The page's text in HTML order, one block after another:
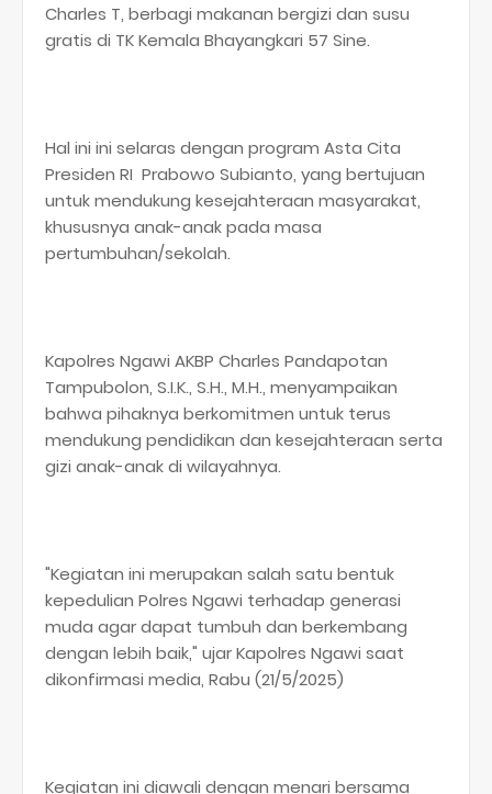
Charles T, berbagi makanan bergizi dan susu
gratis di TK Kemala Bhayangkari 57 Sine.
Hal ini ini selaras dengan program Asta Cita
Presiden RI Prabowo Subianto, yang bertujuan
untuk mendukung kesejahteraan masyarakat,
khususnya anak-anak pada masa
pertumbuhan/sekolah.
Kapolres Ngawi AKBP Charles Pandapotan
Tampubolon, S.I.K., S.H., M.H., menyampaikan
bahwa pihaknya berkomitmen untuk terus
mendukung pendidikan dan kesejahteraan serta
gizi anak-anak di wilayahnya.
"Kegiatan ini merupakan salah satu bentuk
kepedulian Polres Ngawi terhadap generasi
muda agar dapat tumbuh dan berkembang
dengan lebih baik," ujar Kapolres Ngawi saat
dikonfirmasi media, Rabu (21/5/2025)
Kegiatan ini diawali dengan menari bersama